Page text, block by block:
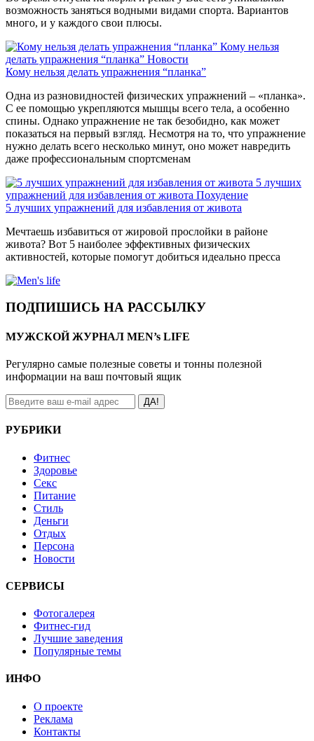
возможность заняться водными видами спорта. Вариантов
много, и у каждого свои плюсы.
Кому нельзя
делать упражнения “планка” Новости
Кому нельзя делать упражнения “планка”
Одна из разновидностей физических упражнений – «планка».
С ее помощью укрепляются мышцы всего тела, а особенно
спины. Однако упражнение не так безобидно, как может
показаться на первый взгляд. Несмотря на то, что упражнение
нужно делать всего несколько минут, оно может навредить
даже профессиональным спортсменам
5 лучших
упражнений для избавления от живота Похудение
5 лучших упражнений для избавления от живота
Мечтаешь избавиться от жировой прослойки в районе
живота? Вот 5 наиболее эффективных физических
активностей, которые помогут добиться идеально пресса
ПОДПИШИСЬ НА РАССЫЛКУ
МУЖСКОЙ ЖУРНАЛ MEN’s LIFE
Регулярно самые полезные советы и тонны полезной
информации на ваш почтовый ящик
ДА!
РУБРИКИ
Фитнес
Здоровье
Секс
Питание
Стиль
Деньги
Отдых
Персона
Новости
СЕРВИСЫ
Фотогалерея
Фитнес-гид
Лучшие заведения
Популярные темы
ИНФО
О проекте
Реклама
Контакты